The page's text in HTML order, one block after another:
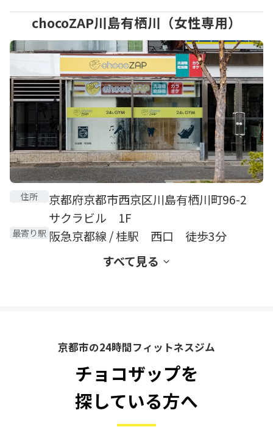
chocoZAP川島有栖川（女性専用）
住所
京都府京都市西京区川島有栖川町96-2
サクラビル 1F
最寄り駅 阪急京都線 / 桂駅 西口 徒歩3分
すべて見る
京都市の24時間フィットネスジム
チョコザップを
探している方へ